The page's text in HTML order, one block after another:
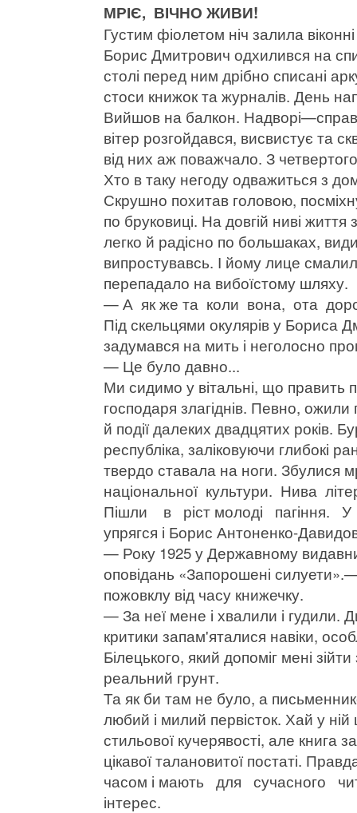
МРІЄ, ВІЧНО ЖИВИ!
Густим фіолетом ніч залила
Борис Дмитрович одхилився на
столі перед ним дрібно списані
стоси книжок та журналів. День
Вийшов на балкон.
вітер розгойдався, висвистує та
від них аж поважчало. З
Хто в таку негоду одважиться з
Скрушно похитав головою,
по бруковиці. На довгій ниві
легко й радісно по большаках,
випростувавсь. І йому лице
перепадало на вибоїстому шляху.
— А як же та коли вона, ота
Під скельцями окулярів у Бориса
задумався на мить і неголосно
— Це було давно...
Ми сидимо у вітальні, що править
господаря злагіднів. Певно,
й події далеких двадцятих років.
республіка, заліковуючи глибокі
твердо ставала на ноги. Збулися
національної культури. Нива
Пішли в ріст молоді пагіння.
упрягся і Борис Антоненко-
— Року 1925 у Державному
оповідань «Запорошені
пожовклу від часу книжечку.
— За неї мене і хвалили і гудили.
критики запам'яталися навіки,
Білецького, який допоміг мені
реальний грунт.
Та як би там не було, а
любий і милий первісток. Хай у
стильової кучерявості, але книга
цікавої талановитої постаті.
часом і мають для сучасного
інтерес.